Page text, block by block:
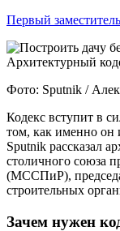
Первый
Фото: Sputnik /
Кодекс вступит в
том, как именно он
Sputnik рассказал
столичного союза
(МССПиР),
строительных
Зачем нужен